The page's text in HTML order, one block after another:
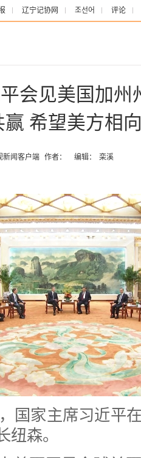
辽宁记协网 조선어 评论
会见美国加州
希望美方相
新闻客户端 作者： 编辑： 栾溪
家主席习近平
纽森。